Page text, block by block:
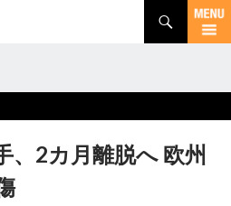
、2カ月離脱へ 欧州